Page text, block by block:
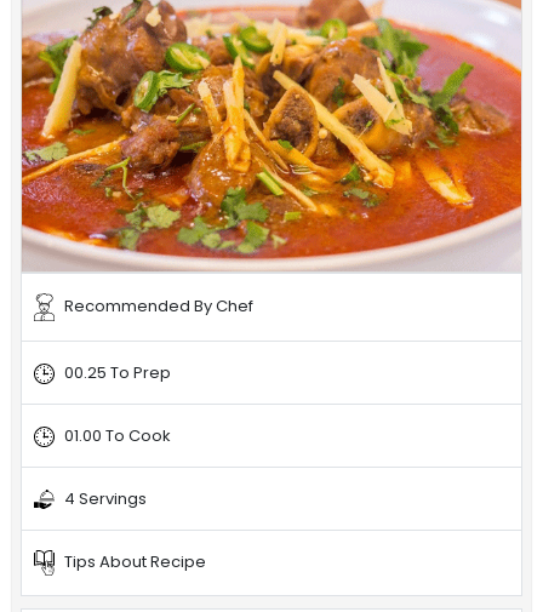
Recommended By Chef
00.25 To Prep
01.00 To Cook
4 Servings
Tips About Recipe